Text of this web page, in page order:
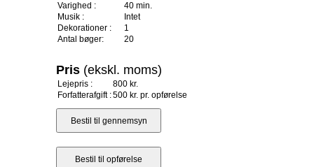
Varighed :
40 min.
Musik :
Intet
Dekorationer :
1
Antal bøger:
20
Pris (ekskl. moms)
Lejepris :
800 kr.
Forfatterafgift :500 kr. pr. opførelse